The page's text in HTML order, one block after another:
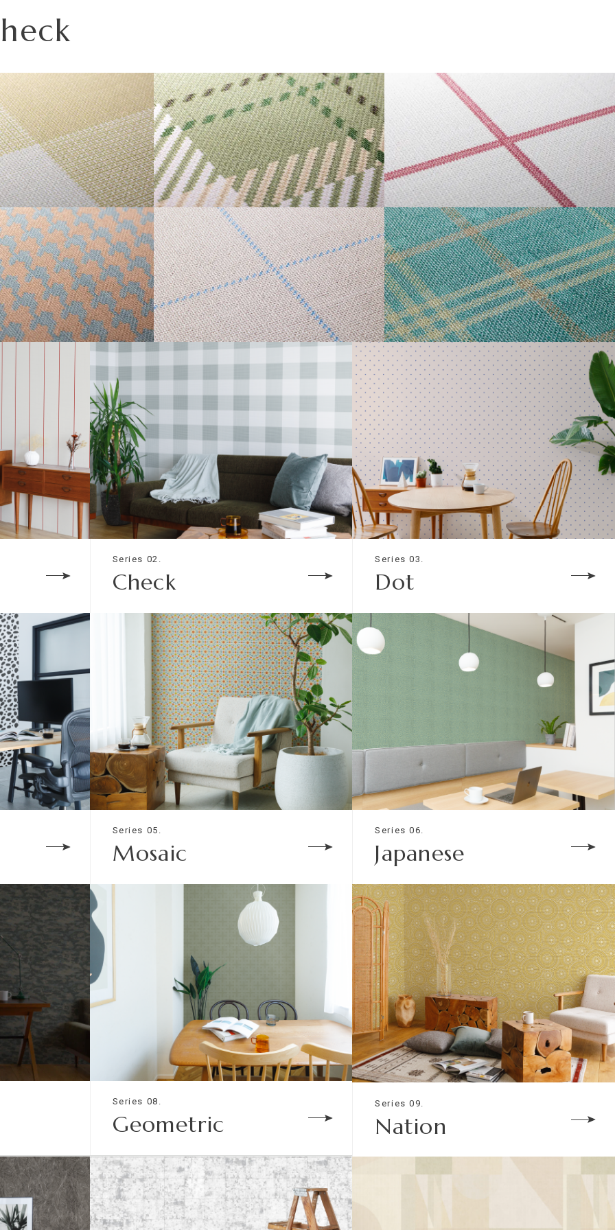
イプです。
をご確認いただき、番号をご指定ください。
本)となりますのでご注意ください。
ご希望の場合は、お問い合わせください。
くなりますのでご注意ください。施工の際は見本帳の
割増しになる場合があります。あらかじめ商品特性や現
報をご確認ください。
通紙＋ポリ塩化 不織布
不燃 不燃
不燃 不燃
準不燃 -
- -
- -
- -
は以下のものになります。
S TARTAN GRAPH CHECK
TATTERSALL TONE ON TONE
Series 02.
Check
Series 03.
Dot
Series 05.
Mosaic
Series 06.
Japanese
Series 08.
Geometric
Series 09.
Nation